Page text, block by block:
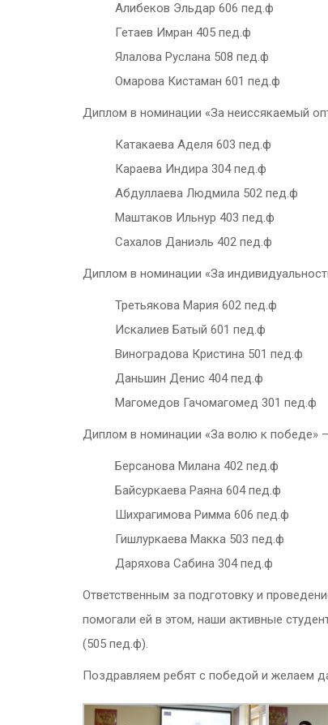
Алибеков Эльдар 606 пед.ф
Гетаев Имран 405 пед.ф
Ялалова Руслана 508 пед.ф
Омарова Кистаман 601 пед.ф
Диплом в номинации «За неиссякаемый
Катакаева Аделя 603 пед.ф
Караева Индира 304 пед.ф
Абдуллаева Людмила 502 пед.ф
Маштаков Ильнур 403 пед.ф
Сахалов Даниэль 402 пед.ф
Диплом в номинации «За
Третьякова Мария 602 пед.ф
Искалиев Батый 601 пед.ф
Виноградова Кристина 501 пед.ф
Даньшин Денис 404 пед.ф
Магомедов Гачомагомед 301 пед.ф
Диплом в номинации «За волю к победе»
Берсанова Милана 402 пед.ф
Байсуркаева Раяна 604 пед.ф
Шихрагимова Римма 606 пед.ф
Гишлуркаева Макка 503 пед.ф
Даряхова Сабина 304 пед.ф
Ответственным за подготовку и
помогали ей в этом, наши активные
(505 пед.ф).
Поздравляем ребят с победой и желаем